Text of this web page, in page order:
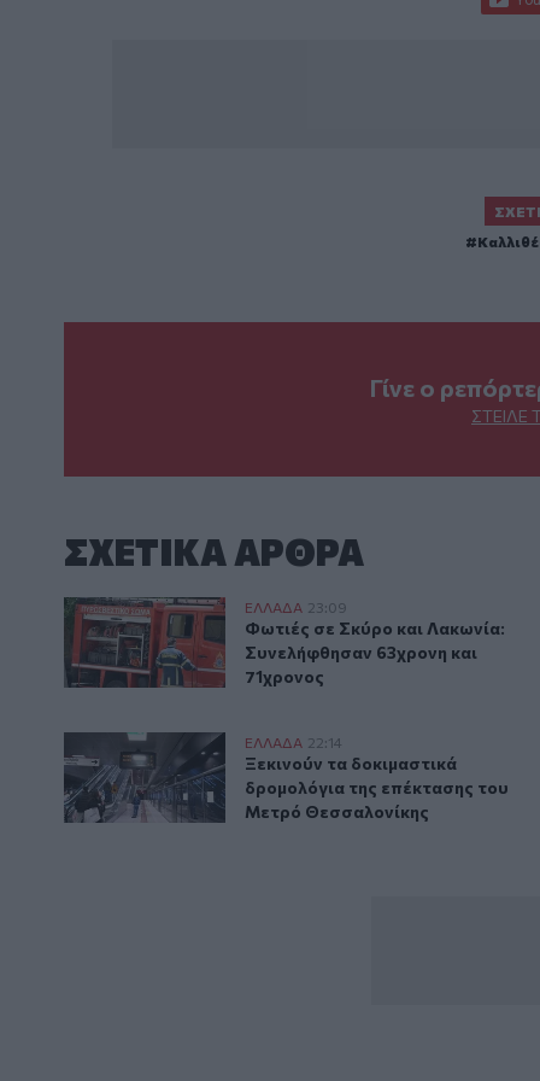
Γίνε ο
ΣΤΕΊΛΕ
ΣΧΕΤΙΚA AΡΘΡΑ
Φωτιές σε Σκύρο και Λακωνία: Συνελήφθησαν
ΕΛΛAΔΑ 23:09
Φωτιές σε Σκύρο και Λακωνία:
Φωτιές σε Σκύρο και Λακωνία:
Συνελήφθησαν 63χρονη και
71χρονος
Ξεκινούν τα δοκιμαστικά δρομολόγια της
ΕΛΛAΔΑ 22:14
Ξεκινούν τα δοκιμαστικά
Ξεκινούν τα δοκιμαστικά
δρομολόγια της επέκτασης του
Μετρό Θεσσαλονίκης